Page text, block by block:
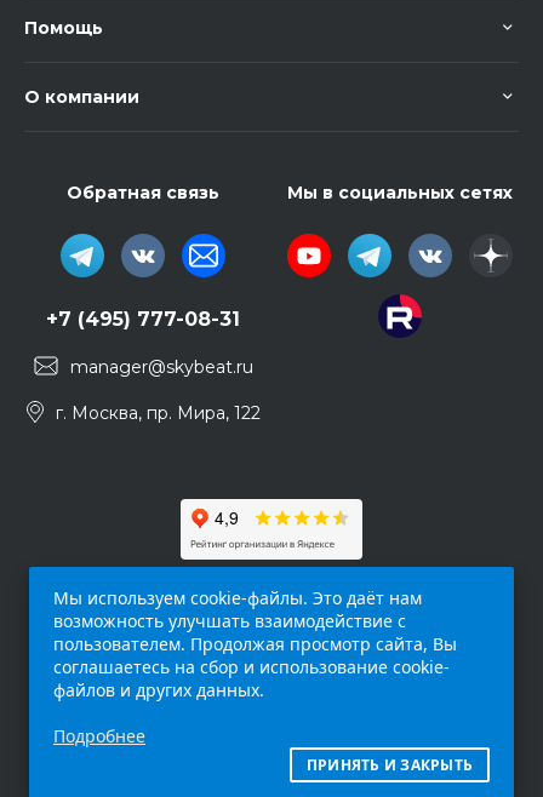
Помощь
О компании
Обратная связь
+7 (495) 777-08-31
manager@skybeat.ru
г. Москва, пр. Мира, 122
Мы в социальных сетях
интернет-сайт (
исключительно информационный характер и
ни при каких условиях не является публичной
Мы используем cookie-файлы. Это даёт нам
возможность улучшать взаимодействие с
пользователем. Продолжая просмотр сайта, Вы
соглашаетесь на сбор и использование cookie-
файлов и других данных.
Подробнее
ПРИНЯТЬ И ЗАКРЫТЬ